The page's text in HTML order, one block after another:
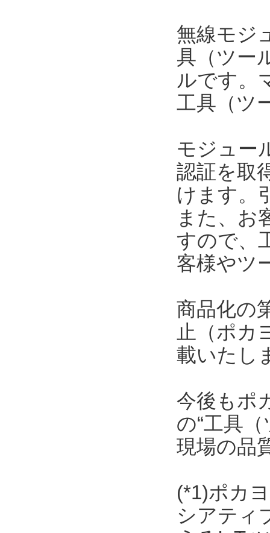
無線モジ
具（ツー
ルです。
工具（ツ
モジュー
認証を取
けます。
また、お
すので、
客様やツ
商品化の
止（ポカ
載いたし
今後もポ
の“工具
現場の品
(*1)ポカ
シアティ